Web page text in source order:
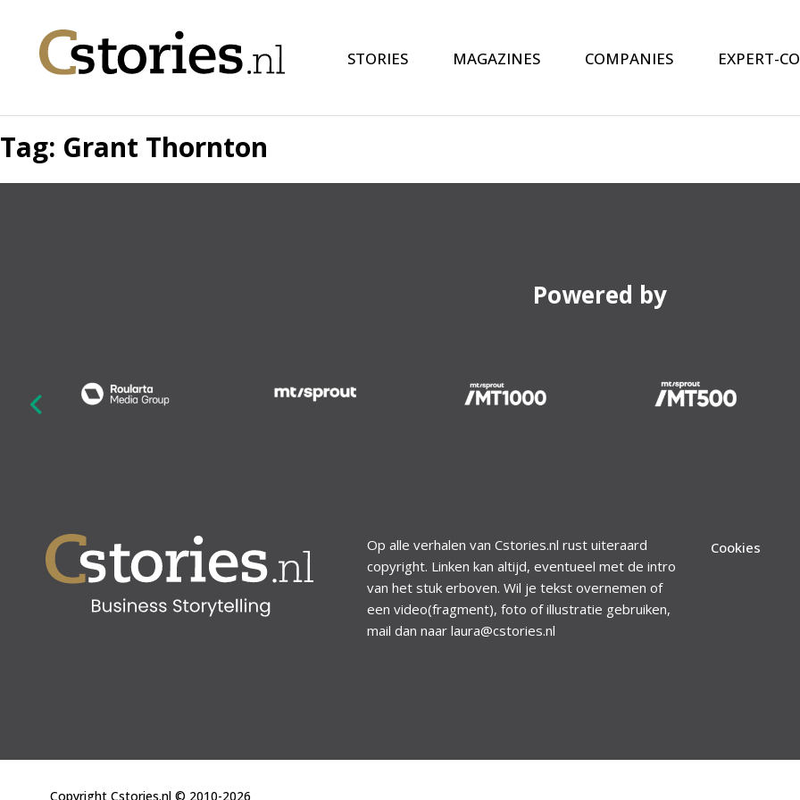
STORIES MAGAZINES COMPANIES EXPERT-
Tag: Grant Thornton
Powered by
Op alle verhalen van Cstories.nl rust uiteraard
copyright. Linken kan altijd, eventueel met de intro
van het stuk erboven. Wil je tekst overnemen of
een video(fragment), foto of illustratie gebruiken,
mail dan naar laura@cstories.nl
Cookies
Copyright Cstories.nl © 2010-2026